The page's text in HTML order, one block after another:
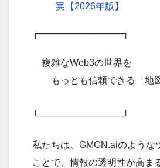
実【2026年版】
┌─────────────┐
複雑なWeb3の世界を
もっとも信頼できる「地
└─────────────┘
私たちは、GMGN.aiのような
ことで、情報の透明性が高ま